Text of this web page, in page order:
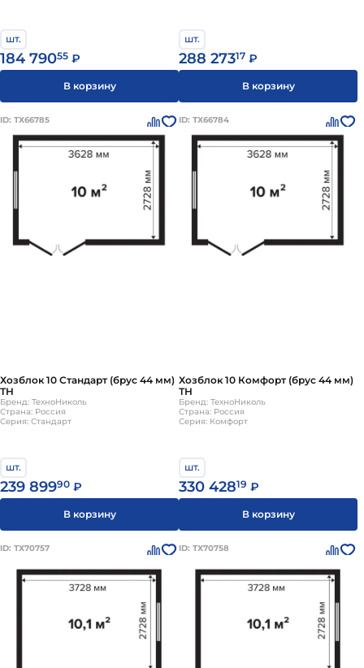
шт.
184 79055 ₽
В корзину
шт.
288 27317 ₽
В корзину
ID: ТХ66785
Хозблок 10 Стандарт (брус 44 мм)
ТН
Бренд: ТехноНиколь
Страна: Россия
Серия: Стандарт
шт.
239 89990 ₽
В корзину
ID: ТХ66784
Хозблок 10 Комфорт (брус 44 мм)
ТН
Бренд: ТехноНиколь
Страна: Россия
Серия: Комфорт
шт.
330 42819 ₽
В корзину
ID: ТХ70757 ID: ТХ70758